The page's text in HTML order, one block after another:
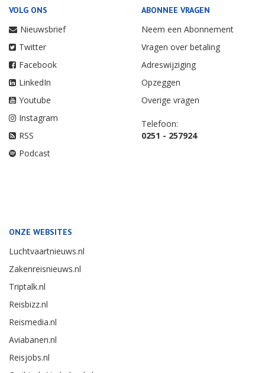
VOLG ONS
Nieuwsbrief
Twitter
Facebook
LinkedIn
Youtube
Instagram
RSS
Podcast
ABONNEE VRAGEN
Neem een Abonnement
Vragen over betaling
Adreswijziging
Opzeggen
Overige vragen
Telefoon:
0251 - 257924
ONZE WEBSITES
Luchtvaartnieuws.nl
Zakenreisnieuws.nl
Triptalk.nl
Reisbizz.nl
Reismedia.nl
Aviabanen.nl
Reisjobs.nl